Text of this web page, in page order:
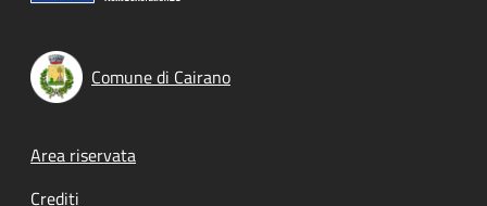
Comune di Cairano
Footer menu
Area riservata
Crediti